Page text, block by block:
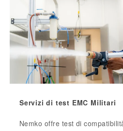
Servizi di test EMC Militari
Nemko offre test di